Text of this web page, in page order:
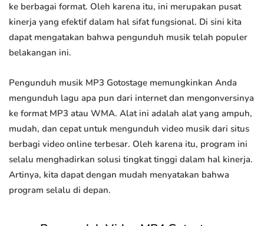
ke berbagai format. Oleh karena itu, ini merupakan pusat
kinerja yang efektif dalam hal sifat fungsional. Di sini kita
dapat mengatakan bahwa pengunduh musik telah populer
belakangan ini.
Pengunduh musik MP3 Gotostage memungkinkan Anda
mengunduh lagu apa pun dari internet dan mengonversinya
ke format MP3 atau WMA. Alat ini adalah alat yang ampuh,
mudah, dan cepat untuk mengunduh video musik dari situs
berbagi video online terbesar. Oleh karena itu, program ini
selalu menghadirkan solusi tingkat tinggi dalam hal kinerja.
Artinya, kita dapat dengan mudah menyatakan bahwa
program selalu di depan.